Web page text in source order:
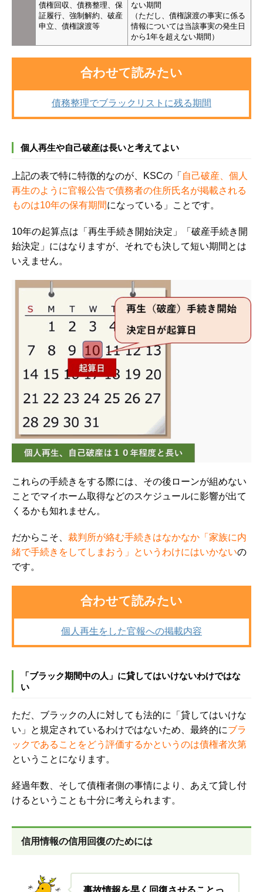
債権回収、債務整理、保
証履行、強制解約、破産
申立、債権譲渡等
ない期間
（ただし、債権譲渡の事実に係る
情報については当該事実の発生日
から1年を超えない期間）
合わせて読みたい
債務整理でブラックリストに残る期間
個人再生や自己破産は長いと考えてよい
上記の表で特に特徴的なのが、KSCの「 自己破産、個人
再生のように官報公告で債務者の住所氏名が掲載される
ものは10年の保有期間になっている」ことです。
10年の起算点は「再生手続き開始決定」「破産手続き開
始決定」にはなりますが、それでも決して短い期間とは
いえません。
これらの手続きをする際には、その後ローンが組めない
ことでマイホーム取得などのスケジュールに影響が出て
くるかも知れません。
だからこそ、 裁判所が絡む手続きはなかなか「家族に内
緒で手続きをしてしまおう」というわけにはいかないの
です。
合わせて読みたい
個人再生をした官報への掲載内容
「ブラック期間中の人」に貸してはいけないわけではな
い
ただ、ブラックの人に対しても法的に「貸してはいけな
い」と規定されているわけではないため、最終的にブラ
ックであることをどう評価するかというのは債権者次第
ということになります。
経過年数、そして債権者側の事情により、あえて貸し付
けるということも十分に考えられます。
信用情報の信用回復のためには
事故情報を早く回復させることっ